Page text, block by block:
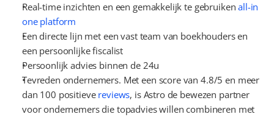
Real-time inzichten en een gemakkelijk te gebruiken all-in
one platform
Een directe lijn met een vast team van boekhouders en
een persoonlijke fiscalist
Persoonlijk advies binnen de 24u
Tevreden ondernemers. Met een score van 4.8/5 en meer
dan 100 positieve reviews, is Astro de bewezen partner
voor ondernemers die topadvies willen combineren met